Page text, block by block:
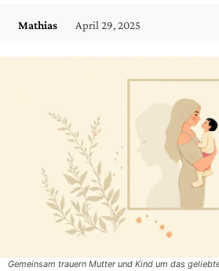
Mathias April 29, 2025
Gemeinsam trauern Mutter und Kind um das